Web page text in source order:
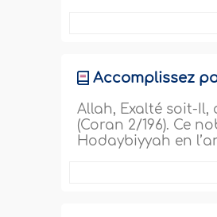
Accomplissez
Allah, Exalté soit-Il,
(Coran 2/196). Ce
Hodaybiyyah en